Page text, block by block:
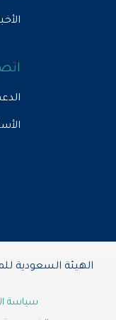
الدعم
الهيئة السعودية
سياسة